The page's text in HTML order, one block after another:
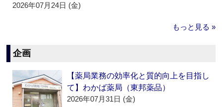
2026年07月24日 (金)
もっと見る »
企画
【薬局業務の効率化と質的向上を目指し
て】わかば薬局（東邦薬品）
2026年07月31日 (金)